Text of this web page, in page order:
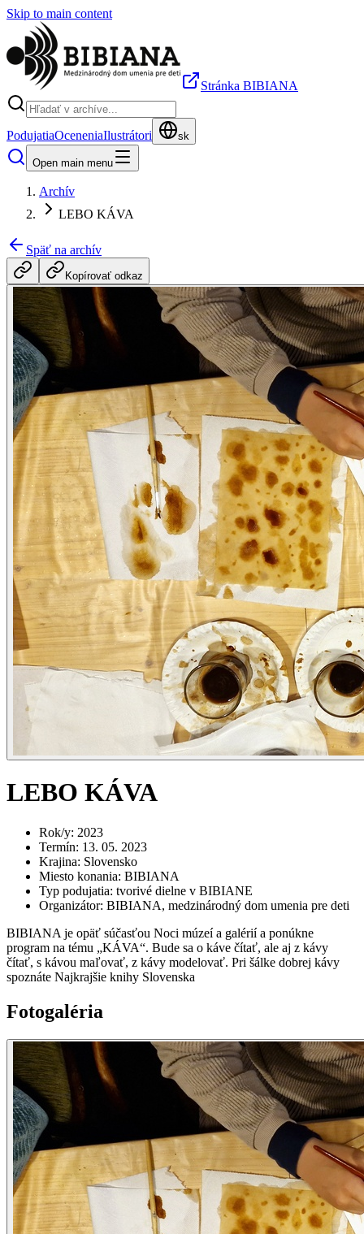
Skip to main content
Stránka BIBIANA
PodujatiaOceneniaIlustrátori sk
Open main menu
Archív
LEBO KÁVA
Späť na archív
Kopírovať odkaz
LEBO KÁVA
Rok/y: 2023
Termín: 13. 05. 2023
Krajina: Slovensko
Miesto konania: BIBIANA
Typ podujatia: tvorivé dielne v BIBIANE
Organizátor: BIBIANA, medzinárodný dom umenia pre deti
BIBIANA je opäť súčasťou Noci múzeí a galérií a ponúkne
program na tému „KÁVA“. Bude sa o káve čítať, ale aj z kávy
čítať, s kávou maľovať, z kávy modelovať. Pri šálke dobrej kávy
spoznáte Najkrajšie knihy Slovenska
Fotogaléria